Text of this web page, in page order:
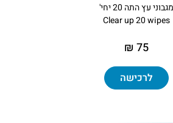
מגבוני עץ התה 20 יחי'
Clear up 20 wipes
75 ₪
לרכישה